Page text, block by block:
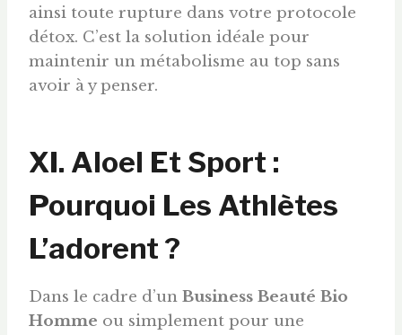
ainsi toute rupture dans votre protocole
détox. C’est la solution idéale pour
maintenir un métabolisme au top sans
avoir à y penser.
XI. Aloel Et Sport :
Pourquoi Les Athlètes
L’adorent ?
Dans le cadre d’un Business Beauté Bio
Homme ou simplement pour une